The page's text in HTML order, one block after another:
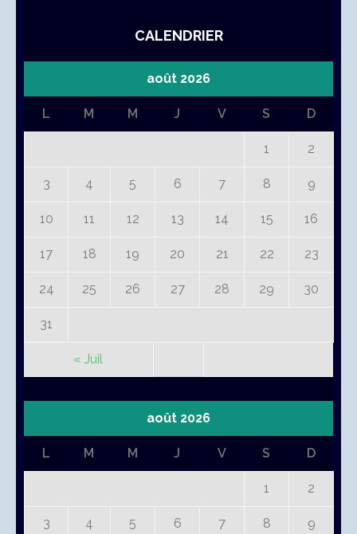
CALENDRIER
août 2026
L M M J V S D
1 2
3 4 5 6 7 8 9
10 11 12 13 14 15 16
17 18 19 20 21 22 23
24 25 26 27 28 29 30
31
« Juil
août 2026
L M M J V S D
1 2
3 4 5 6 7 8 9